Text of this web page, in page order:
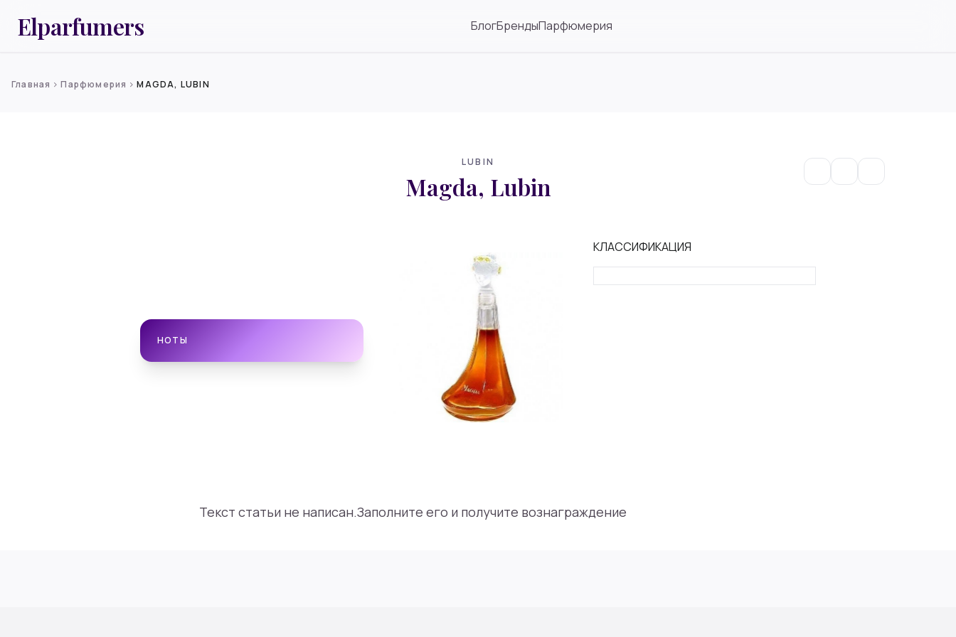
Elparfumers БлогБрендыПарфюмерия
Главная chevron_rightПарфюмерия chevron_rightMAGDA, LUBIN
LUBIN
Magda, Lubin
НОТЫ
КЛАССИФИКАЦИЯ
Текст статьи не написан.Заполните его и получите вознаграждение